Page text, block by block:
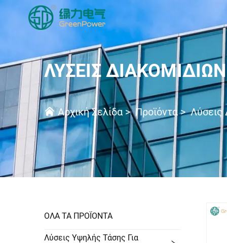
ΛΎΣΕΙΣ
Αρχική Σελίδα >Προϊόντα>Λύσεις
ΟΛΑ ΤΑ ΠΡΟΪΟΝΤΑ
Λύσεις Υψηλής Τάσης Για